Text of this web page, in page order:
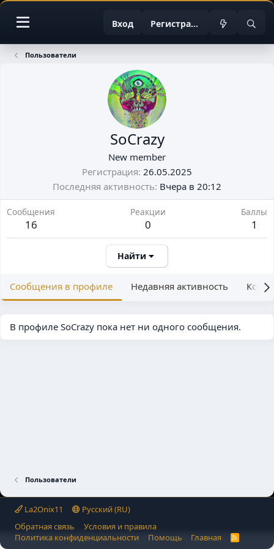
Вход Регистрация
Пользователи
SoCrazy
New member
Регистрация 26.05.2025
Последняя активность Вчера в 20:12
Сообщения
16
Реакции
0
Баллы
1
Найти
Сообщения в профиле Недавняя активность
В профиле SoCrazy пока нет ни одного сообщения.
Пользователи
La2Onix11
Русский (RU)
Обратная связь
Условия и правила
Политика конфиденциальности
Помощь Главная
R